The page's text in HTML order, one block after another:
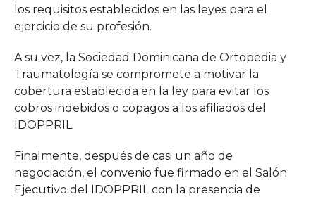
los requisitos establecidos en las leyes para el
ejercicio de su profesión.
A su vez, la Sociedad Dominicana de Ortopedia y
Traumatología se compromete a motivar la
cobertura establecida en la ley para evitar los
cobros indebidos o copagos a los afiliados del
IDOPPRIL.
Finalmente, después de casi un año de
negociación, el convenio fue firmado en el Salón
Ejecutivo del IDOPPRIL con la presencia de